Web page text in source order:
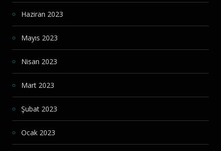
Haziran 2023
Mayıs 2023
Nisan 2023
Mart 2023
Şubat 2023
Ocak 2023